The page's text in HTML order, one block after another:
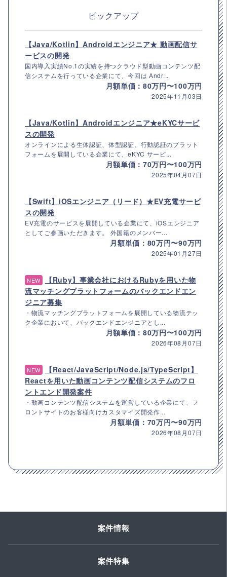
ピックアップ
【Java/Kotlin】Androidエンジニア★ 動画配信サ
ービスの開発
国内導入実績No.1の実績を持つクラウド型動画コンテンツ配
信システムを行っている企業にて、今回は Andr...
月額単価：80万円〜100万円
2025年11月03日
【Java/Kotlin】Androidエンジニア★eKYCサービ
スの開発
オンラインによる生体認証、体型認証、行動認証のプラット
フォームを展開している企業にて、eKYC サービ...
月額単価：70万円〜100万円
2025年04月07日
【Swift】iOSエンジニア（リード）★EV充電サービ
スの開発
EV充電のサービスを展開している企業にて、iOSエンジニア
としてご参画いただきます。 外国籍のメンバー...
月額単価：80万円〜90万円
2025年01月27日
NEW
【Ruby】事業会社におけるRubyを用いた物
流マッチングプラットフォームのバックエンドエン
ジニア募集
・物流マッチングプラットフォームを展開している物流テッ
ク企業において、バックエンドエンジニアとし...
月額単価：80万円〜100万円
2026年08月07日
NEW
【React/JavaScript/Node.js/TypeScript】
Reactを用いた動画コンテンツ配信システムのフロ
ントエンド開発案件
・動画コンテンツ配信システムを運営している企業にて、フ
ロントサイトのお客様向けカスタマイズ開発作...
月額単価：70万円〜90万円
2026年08月07日
案件情報
案件特集